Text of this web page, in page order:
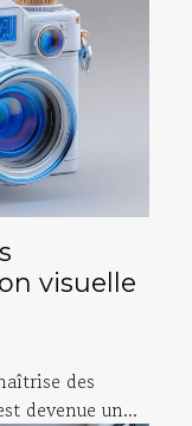
visuelle
des
devenue un...